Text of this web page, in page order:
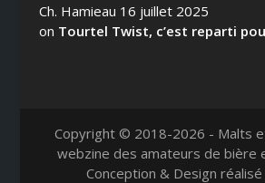
Ch. Hamieau 16 juillet 2025
on Tourtel Twist, c’est reparti
Copyright © 2018-2026 - Malts
webzine des amateurs de bière
Conception & Design